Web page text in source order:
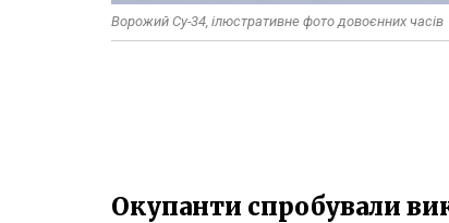
Ворожий Су-34, ілюстративне фото довоєнних часів
Окупанти спробували